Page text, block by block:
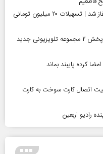
ثبت‌نام وام اربعین بازنشستگان کشوری آغاز شد | تسهیلات ۲۰ میلیون تومانی
هنرمند منحصر‌به‌فردی را از دست دادیم/ پخش ۲ مجموعه تلویزیونی جدید
کرده پایبند بماند
وضعیت اتصال کارت سوخت به کارت
رادیو اربعین